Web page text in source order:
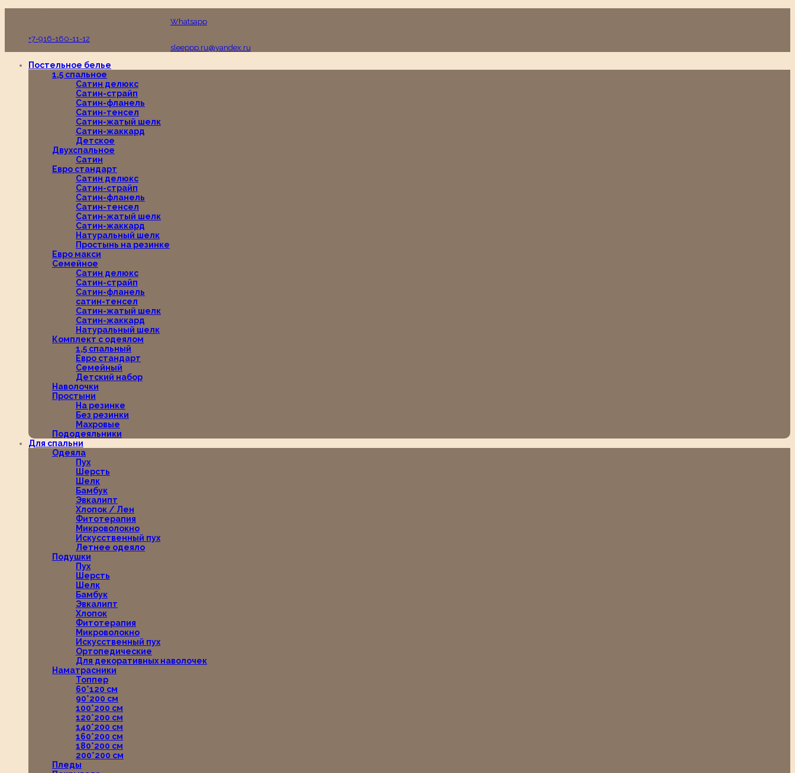
Whatsapp
+7-916-160-11-12
sleeppp.ru@yandex.ru
Постельное белье
1,5 спальное
Сатин делюкс
Сатин-страйп
Сатин-фланель
Сатин-тенсел
Сатин-жатый шелк
Сатин-жаккард
Детское
Двухспальное
Сатин
Евро стандарт
Сатин делюкс
Сатин-страйп
Сатин-фланель
Сатин-тенсел
Сатин-жатый шелк
Сатин-жаккард
Натуральный шелк
Простынь на резинке
Евро макси
Семейное
Сатин делюкс
Сатин-страйп
Сатин-фланель
сатин-тенсел
Сатин-жатый шелк
Сатин-жаккард
Натуральный шелк
Комплект с одеялом
1,5 спальный
Евро стандарт
Семейный
Детский набор
Наволочки
Простыни
На резинке
Без резинки
Махровые
Пододеяльники
Для спальни
Одеяла
Пух
Шерсть
Шелк
Бамбук
Эвкалипт
Хлопок / Лен
Фитотерапия
Микроволокно
Искусственный пух
Летнее одеяло
Подушки
Пух
Шерсть
Шелк
Бамбук
Эвкалипт
Хлопок
Фитотерапия
Микроволокно
Искусственный пух
Ортопедические
Для декоративных наволочек
Наматрасники
Топпер
60*120 см
90*200 см
100*200 см
120*200 см
140*200 см
160*200 см
180*200 см
200*200 см
Пледы